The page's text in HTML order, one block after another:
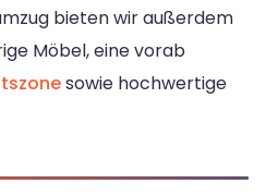
bieten wir außerdem
Möbel, eine vorab
sowie hochwertige